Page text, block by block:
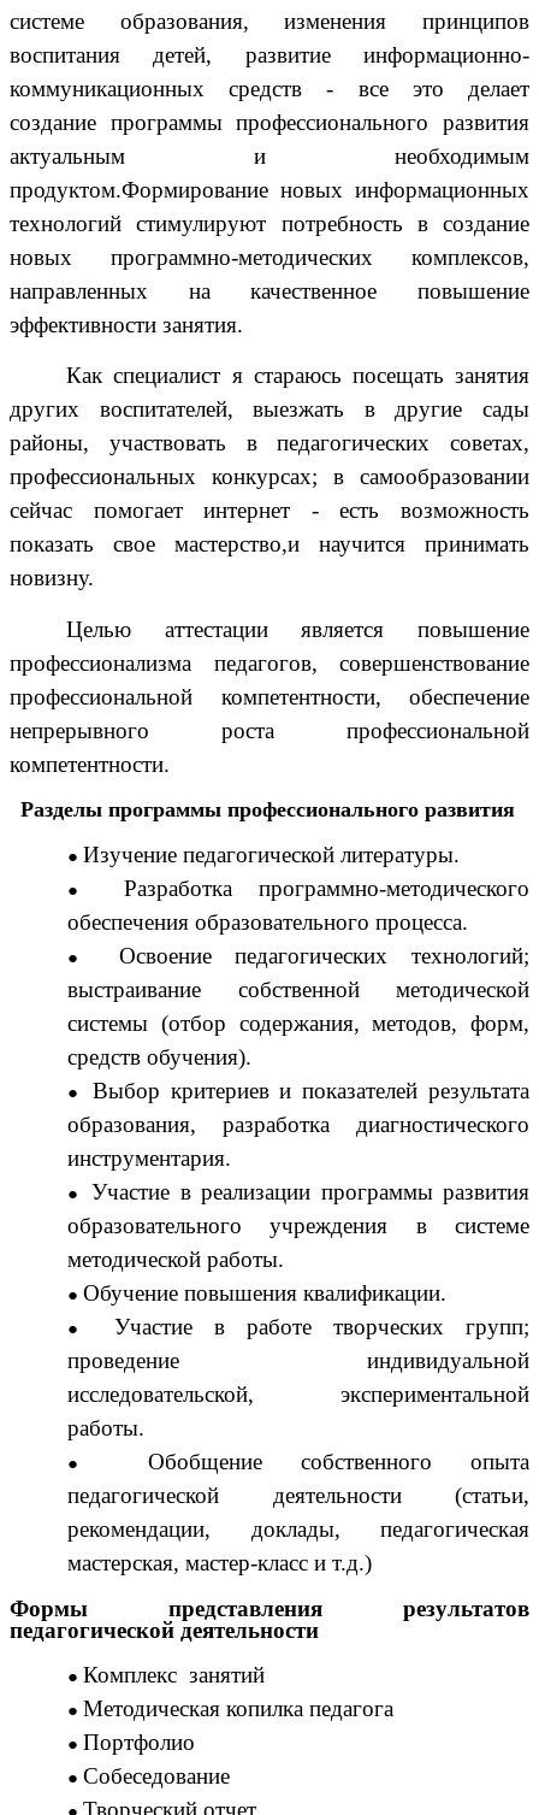
системе образования, изменения принципов
воспитания детей, развитие информационно-
коммуникационных средств - все это делает
создание программы профессионального развития
актуальным и необходимым
продуктом.Формирование новых информационных
технологий стимулируют потребность в создание
новых программно-методических комплексов,
направленных на качественное повышение
эффективности занятия.
Как специалист я стараюсь посещать занятия
других воспитателей, выезжать в другие сады
районы, участвовать в педагогических советах,
профессиональных конкурсах; в самообразовании
сейчас помогает интернет - есть возможность
показать свое мастерство,и научится принимать
новизну.
Целью аттестации является повышение
профессионализма педагогов, совершенствование
профессиональной компетентности, обеспечение
непрерывного роста профессиональной
компетентности.
Разделы программы профессионального развития
Изучение педагогической литературы.
Разработка программно-методического
обеспечения образовательного процесса.
Освоение педагогических технологий;
выстраивание собственной методической
системы (отбор содержания, методов, форм,
средств обучения).
Выбор критериев и показателей результата
образования, разработка диагностического
инструментария.
Участие в реализации программы развития
образовательного учреждения в системе
методической работы.
Обучение повышения квалификации.
Участие в работе творческих групп;
проведение индивидуальной
исследовательской, экспериментальной
работы.
Обобщение собственного опыта
педагогической деятельности (статьи,
рекомендации, доклады, педагогическая
мастерская, мастер-класс и т.д.)
Формы представления результатов
педагогической деятельности
Комплекс занятий
Методическая копилка педагога
Портфолио
Собеседование